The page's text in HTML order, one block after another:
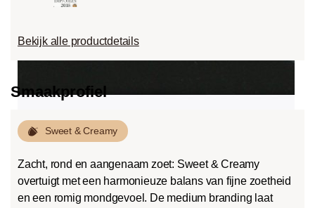
Bekijk alle productdetails
Smaakprofiel
Sweet & Creamy
Zacht, rond en aangenaam zoet: Sweet & Creamy
overtuigt met een harmonieuze balans van fijne zoetheid
en een romig mondgevoel. De medium branding laat